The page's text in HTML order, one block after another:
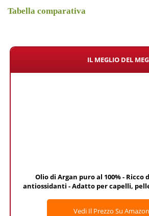
Tabella comparativa
IL MEGLIO DEL
Olio di Argan puro al 100% - Ricco
antiossidanti - Adatto per capelli,
Vedi Il Prezzo Su